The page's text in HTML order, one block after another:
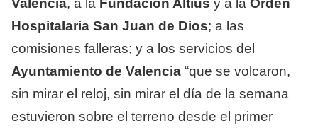
Valencia, a la Fundación Altius y a la Orden
Hospitalaria San Juan de Dios; a las
comisiones falleras; y a los servicios del
Ayuntamiento de Valencia “que se volcaron,
sin mirar el reloj, sin mirar el día de la semana
estuvieron sobre el terreno desde el primer